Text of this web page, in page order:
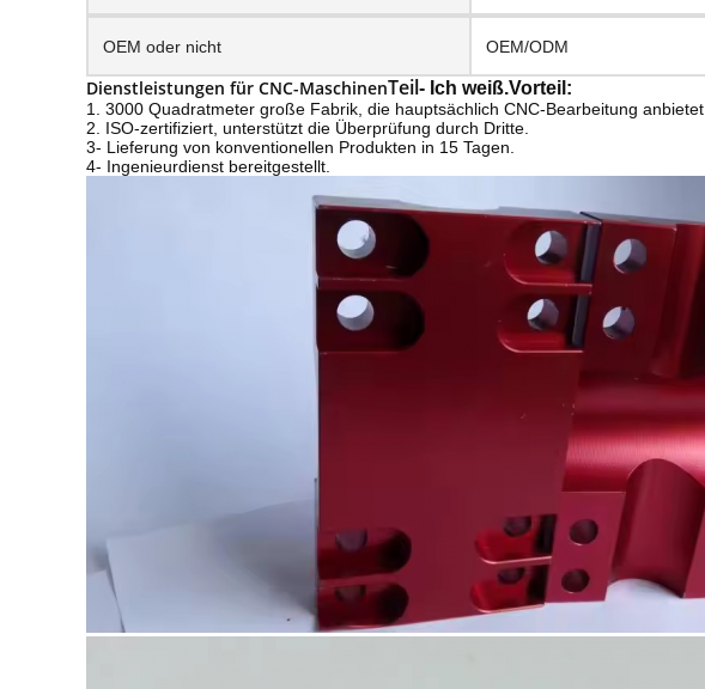
OEM oder nicht OEM/ODM
Dienstleistungen für CNC-MaschinenTeil- Ich weiß.Vorteil:
1. 3000 Quadratmeter große Fabrik, die hauptsächlich CNC-Bearbeitung anbietet.
2. ISO-zertifiziert, unterstützt die Überprüfung durch Dritte.
3- Lieferung von konventionellen Produkten in 15 Tagen.
4- Ingenieurdienst bereitgestellt.